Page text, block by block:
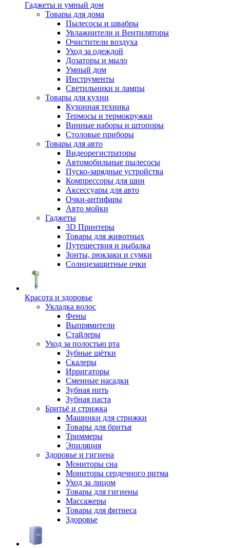
Гаджеты и умный дом
Товары для дома
Пылесосы и швабры
Увлажнители и Вентиляторы
Очистители воздуха
Уход за одеждой
Дозаторы и мыло
Умный дом
Инструменты
Светильники и лампы
Товары для кухни
Кухонная техника
Термосы и термокружки
Винные наборы и штопоры
Столовые приборы
Товары для авто
Видеорегистраторы
Автомобильные пылесосы
Пуско-зарядные устройства
Компрессоры для шин
Аксессуары для авто
Очки-антифары
Авто мойки
Гаджеты
3D Принтеры
Товары для животных
Путешествия и рыбалка
Зонты, рюкзаки и сумки
Солнцезащитные очки
Красота и здоровье
Укладка волос
Фены
Выпрямители
Стайлеры
Уход за полостью рта
Зубные щётки
Скалеры
Ирригаторы
Сменные насадки
Зубная нить
Зубная паста
Бритьё и стрижка
Машинки для стрижки
Товары для бритья
Триммеры
Эпиляция
Здоровье и гигиена
Мониторы сна
Мониторы сердечного ритма
Уход за лицом
Товары для гигиены
Массажеры
Товары для фитнеса
Здоровье